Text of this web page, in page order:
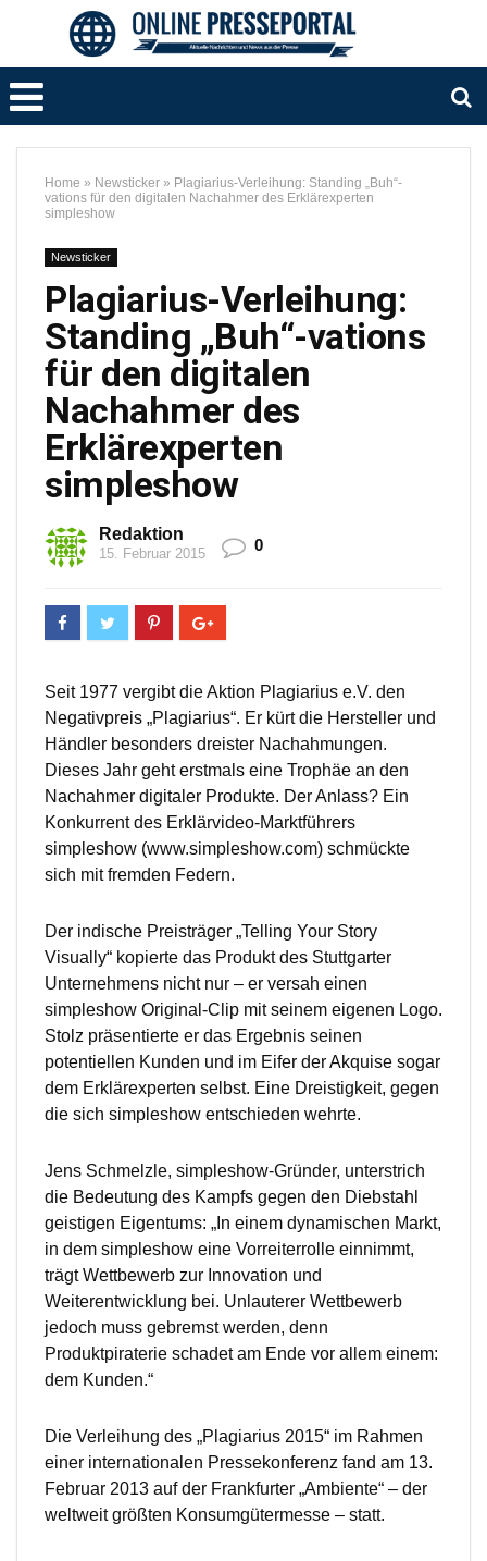
Home » Newsticker » Plagiarius-Verleihung: Standing „Buh“-
vations für den digitalen Nachahmer des Erklärexperten
simpleshow
Newsticker
Plagiarius-Verleihung:
Standing „Buh“-vations
für den digitalen
Nachahmer des
Erklärexperten
simpleshow
Redaktion
15. Februar 2015 0
Seit 1977 vergibt die Aktion Plagiarius e.V. den
Negativpreis „Plagiarius“. Er kürt die Hersteller und
Händler besonders dreister Nachahmungen.
Dieses Jahr geht erstmals eine Trophäe an den
Nachahmer digitaler Produkte. Der Anlass? Ein
Konkurrent des Erklärvideo-Marktführers
simpleshow (www.simpleshow.com) schmückte
sich mit fremden Federn.
Der indische Preisträger „Telling Your Story
Visually“ kopierte das Produkt des Stuttgarter
Unternehmens nicht nur – er versah einen
simpleshow Original-Clip mit seinem eigenen Logo.
Stolz präsentierte er das Ergebnis seinen
potentiellen Kunden und im Eifer der Akquise sogar
dem Erklärexperten selbst. Eine Dreistigkeit, gegen
die sich simpleshow entschieden wehrte.
Jens Schmelzle, simpleshow-Gründer, unterstrich
die Bedeutung des Kampfs gegen den Diebstahl
geistigen Eigentums: „In einem dynamischen Markt,
in dem simpleshow eine Vorreiterrolle einnimmt,
trägt Wettbewerb zur Innovation und
Weiterentwicklung bei. Unlauterer Wettbewerb
jedoch muss gebremst werden, denn
Produktpiraterie schadet am Ende vor allem einem:
dem Kunden.“
Die Verleihung des „Plagiarius 2015“ im Rahmen
einer internationalen Pressekonferenz fand am 13.
Februar 2013 auf der Frankfurter „Ambiente“ – der
weltweit größten Konsumgütermesse – statt.